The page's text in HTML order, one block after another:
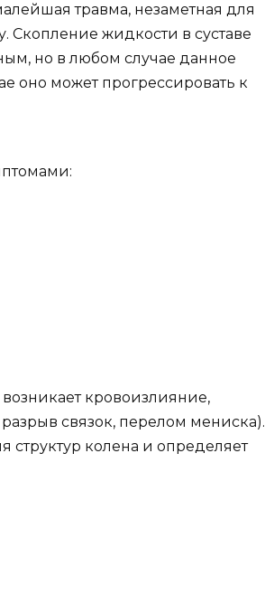
травма, незаметная для
Скопление жидкости в суставе
но в любом случае данное
оно может прогрессировать к
кровоизлияние,
связок, перелом мениска).
структур колена и определяет